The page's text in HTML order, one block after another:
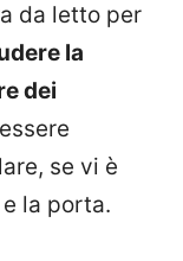
da letto per
la
dei
se vi è
la porta.